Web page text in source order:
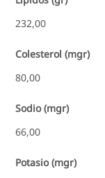
232,00
Colesterol (mgr)
80,00
Sodio (mgr)
66,00
Potasio (mgr)